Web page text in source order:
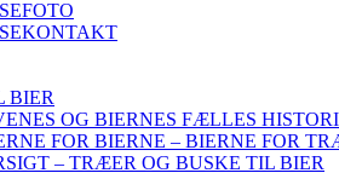
BIER
OG BIERNES FÆLLES
FOR BIERNE – BIERNE FOR
– TRÆER OG BUSKE TIL BIER